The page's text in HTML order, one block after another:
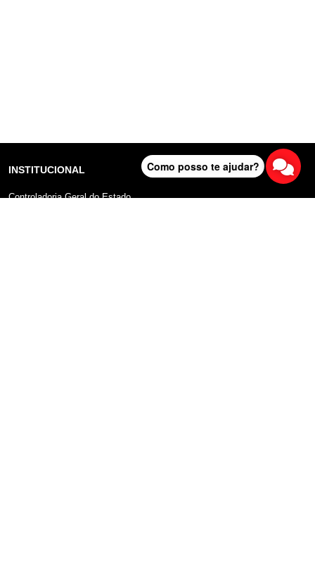
INSTITUCIONAL
Controladoria Geral do Estado
Como posso te ajudar?